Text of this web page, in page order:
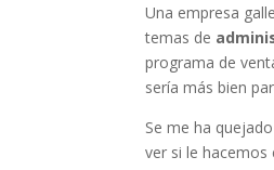
Una empresa
temas de
programa de
sería más bien
Se me ha
ver si le hacemos